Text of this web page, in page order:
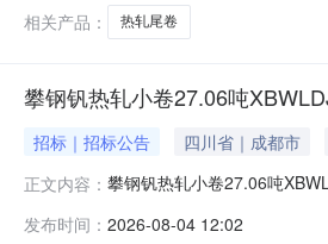
相关产品：
热轧尾卷
攀钢钒热轧小卷27.06吨
招标｜招标公告 四川省｜成都市
正文内容： 攀钢钒热轧小卷27.06吨
轧尾卷（小卷）
发布时间： 2026-08-04 12:02